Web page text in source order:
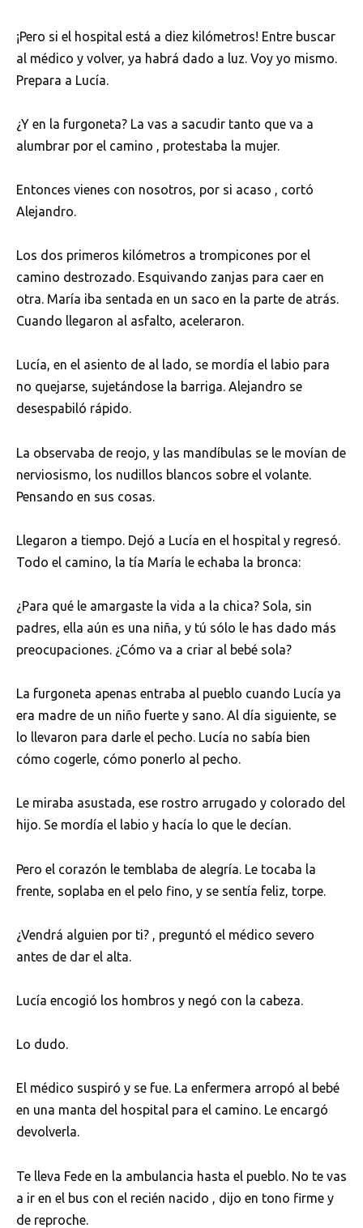
¡Pero si el hospital está a diez kilómetros! Entre buscar
al médico y volver, ya habrá dado a luz. Voy yo mismo.
Prepara a Lucía.
¿Y en la furgoneta? La vas a sacudir tanto que va a
alumbrar por el camino , protestaba la mujer.
Entonces vienes con nosotros, por si acaso , cortó
Alejandro.
Los dos primeros kilómetros a trompicones por el
camino destrozado. Esquivando zanjas para caer en
otra. María iba sentada en un saco en la parte de atrás.
Cuando llegaron al asfalto, aceleraron.
Lucía, en el asiento de al lado, se mordía el labio para
no quejarse, sujetándose la barriga. Alejandro se
desespabiló rápido.
La observaba de reojo, y las mandíbulas se le movían de
nerviosismo, los nudillos blancos sobre el volante.
Pensando en sus cosas.
Llegaron a tiempo. Dejó a Lucía en el hospital y regresó.
Todo el camino, la tía María le echaba la bronca:
¿Para qué le amargaste la vida a la chica? Sola, sin
padres, ella aún es una niña, y tú sólo le has dado más
preocupaciones. ¿Cómo va a criar al bebé sola?
La furgoneta apenas entraba al pueblo cuando Lucía ya
era madre de un niño fuerte y sano. Al día siguiente, se
lo llevaron para darle el pecho. Lucía no sabía bien
cómo cogerle, cómo ponerlo al pecho.
Le miraba asustada, ese rostro arrugado y colorado del
hijo. Se mordía el labio y hacía lo que le decían.
Pero el corazón le temblaba de alegría. Le tocaba la
frente, soplaba en el pelo fino, y se sentía feliz, torpe.
¿Vendrá alguien por ti? , preguntó el médico severo
antes de dar el alta.
Lucía encogió los hombros y negó con la cabeza.
Lo dudo.
El médico suspiró y se fue. La enfermera arropó al bebé
en una manta del hospital para el camino. Le encargó
devolverla.
Te lleva Fede en la ambulancia hasta el pueblo. No te vas
a ir en el bus con el recién nacido , dijo en tono firme y
de reproche.